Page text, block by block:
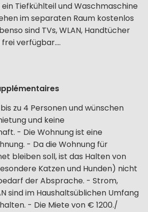
Tiefkühlteil und Waschmaschine
im separaten Raum kostenlos
sind TVs, WLAN, Handtücher
verfügbar....
zu 4 Personen und wünschen
und keine
- Die Wohnung ist eine
- Da die Wohnung für
bleiben soll, ist das Halten von
Katzen und Hunden) nicht
der Absprache. - Strom,
sind im Haushaltsüblichen Umfang
- Die Miete von € 1200./